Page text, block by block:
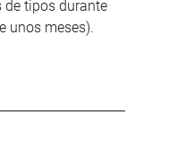
de tipos durante
unos meses).